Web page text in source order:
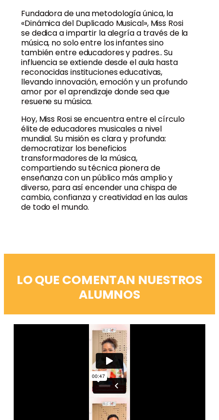
Fundadora de una metodología única, la
«Dinámica del Duplicado Musical», Miss Rosi
se dedica a impartir la alegría a través de la
música, no solo entre los infantes sino
también entre educadores y padres.. Su
influencia se extiende desde el aula hasta
reconocidas instituciones educativas,
llevando innovación, emoción y un profundo
amor por el aprendizaje donde sea que
resuene su música.
Hoy, Miss Rosi se encuentra entre el círculo
élite de educadores musicales a nivel
mundial. Su misión es clara y profunda:
democratizar los beneficios
transformadores de la música,
compartiendo su técnica pionera de
enseñanza con un público más amplio y
diverso, para así encender una chispa de
cambio, confianza y creatividad en las aulas
de todo el mundo.
LO QUE COMENTAN NUESTROS
ALUMNOS